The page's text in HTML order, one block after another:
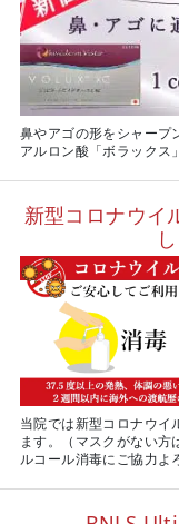
鼻やアゴの形をシャープ
アルロン酸「ボラックス
新型コロナウイ
当院では新型コロナウイ
ます。（マスクがない
ルコール消毒にご協力よ